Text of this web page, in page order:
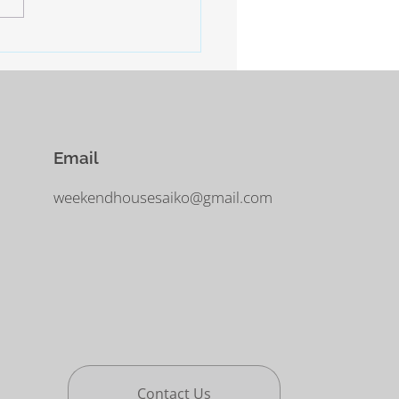
ほどまで下がるだそう。
Email
weekendhousesaiko@gmail.com
Contact Us